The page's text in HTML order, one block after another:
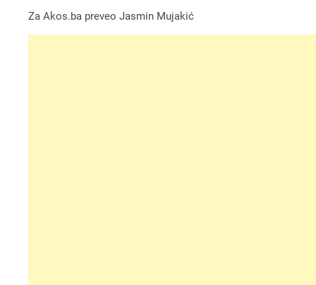
Za Akos.ba preveo Jasmin Mujakić